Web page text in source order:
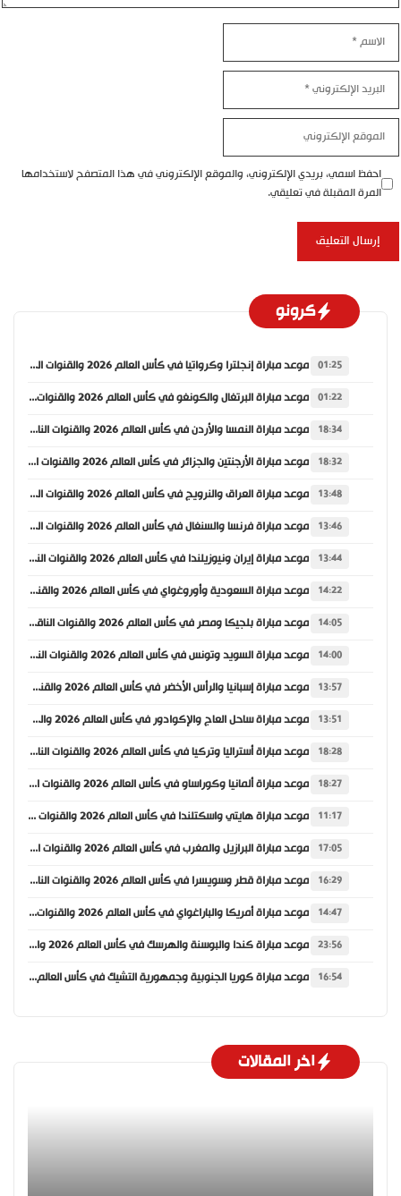
احفظ اسمي، بريدي الإلكتروني، والموقع الإلكتروني في هذا المتصفح لاستخدامها
المرة المقبلة في تعليقي.
كرونو
01:25 موعد مباراة إنجلترا وكرواتيا في كأس العالم 2026 والقنوات الناقلة
01:22 موعد مباراة البرتغال والكونغو في كأس العالم 2026 والقنوات الناقلة
18:34 موعد مباراة النمسا والأردن في كأس العالم 2026 والقنوات الناقلة
18:32 موعد مباراة الأرجنتين والجزائر في كأس العالم 2026 والقنوات الناقلة
13:48 موعد مباراة العراق والنرويج في كأس العالم 2026 والقنوات الناقلة
13:46 موعد مباراة فرنسا والسنغال في كأس العالم 2026 والقنوات الناقلة
13:44 موعد مباراة إيران ونيوزيلندا في كأس العالم 2026 والقنوات الناقلة
14:22 موعد مباراة السعودية وأوروغواي في كأس العالم 2026 والقنوات الناقلة
14:05 موعد مباراة بلجيكا ومصر في كأس العالم 2026 والقنوات الناقلة
14:00 موعد مباراة السويد وتونس في كأس العالم 2026 والقنوات الناقلة
13:57 موعد مباراة إسبانيا والرأس الأخضر في كأس العالم 2026 والقنوات الناقلة
13:51 موعد مباراة ساحل العاج والإكوادور في كأس العالم 2026 والقنوات الناقلة
18:28 موعد مباراة أستراليا وتركيا في كأس العالم 2026 والقنوات الناقلة
18:27 موعد مباراة ألمانيا وكوراساو في كأس العالم 2026 والقنوات الناقلة
11:17 موعد مباراة هايتي واسكتلندا في كأس العالم 2026 والقنوات الناقلة
17:05 موعد مباراة البرازيل والمغرب في كأس العالم 2026 والقنوات الناقلة
16:29 موعد مباراة قطر وسويسرا في كأس العالم 2026 والقنوات الناقلة
14:47 موعد مباراة أمريكا والباراغواي في كأس العالم 2026 والقنوات الناقلة
23:56 موعد مباراة كندا والبوسنة والهرسك في كأس العالم 2026 والقنوات الناقلة
16:54 موعد مباراة كوريا الجنوبية وجمهورية التشيك في كأس العالم 2026 والقنوات الناقلة
اخر المقالات